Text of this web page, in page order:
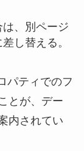
、別ページ
し替える。
パティでのフ
とが、デー
内されてい